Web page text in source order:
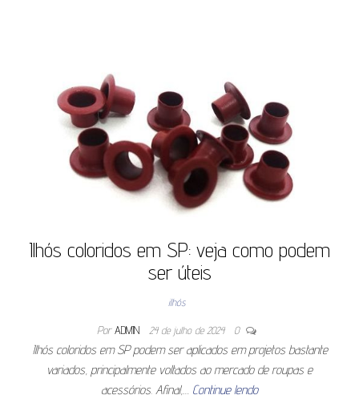
Ilhós coloridos em SP: veja como podem
ser úteis
ilhós
Por ADMIN 24 de julho de 2024 0
Ilhós coloridos em SP podem ser aplicados em projetos bastante
variados, principalmente voltados ao mercado de roupas e
acessórios. Afinal,… Continue lendo